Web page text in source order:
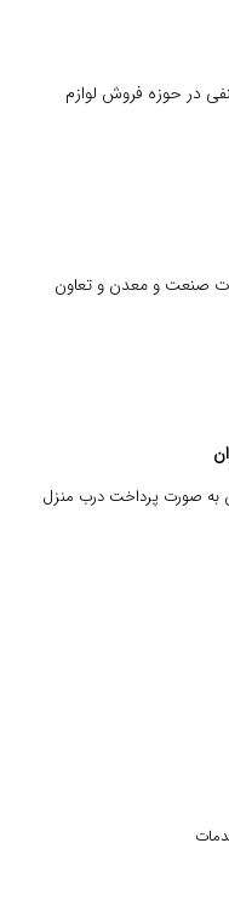
در حوزه فروش لوازم
صنعت و معدن و تعاون
به صورت پرداخت درب منزل